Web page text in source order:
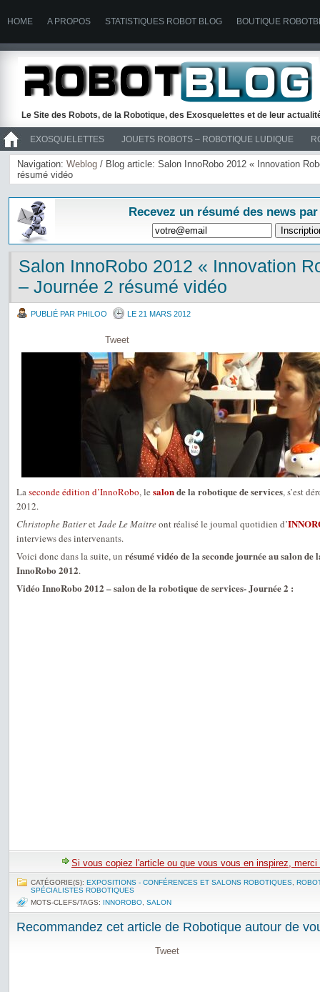
HOME A PROPOS STATISTIQUES ROBOT BLOG BOUTIQUE
Le Site des Robots, de la Robotique, des Exosquelettes et de leur
EXOSQUELETTES JOUETS ROBOTS – ROBOTIQUE LUDIQUE
>> ROBOTS
Navigation: Weblog / Blog article: Salon InnoRobo 2012 « Innovation
résumé vidéo
Recevez un résumé des news
Salon InnoRobo 2012 « Innovation
– Journée 2 résumé vidéo
PUBLIÉ PAR PHILOO LE 21 MARS 2012
Tweet
Laseconde édition d’InnoRobo, le salonde la robotique de services, s’est
2012.
Christophe BatieretJade Le Maitreont réalisé le journal quotidien d’
interviews des intervenants.
Voici donc dans la suite, un résumé vidéo de la seconde journée au salon de
InnoRobo 2012.
Vidéo InnoRobo 2012 – salon de la robotique de services- Journée 2 :
Si vous copiez l'article ou que vous vous en inspirez,
CATÉGORIE(S): EXPOSITIONS - CONFÉRENCES ET SALONS ROBOTIQUES
SPÉCIALISTES ROBOTIQUES
MOTS-CLEFS/TAGS: INNOROBO SALON
Recommandez cet article de Robotique autour de
Tweet